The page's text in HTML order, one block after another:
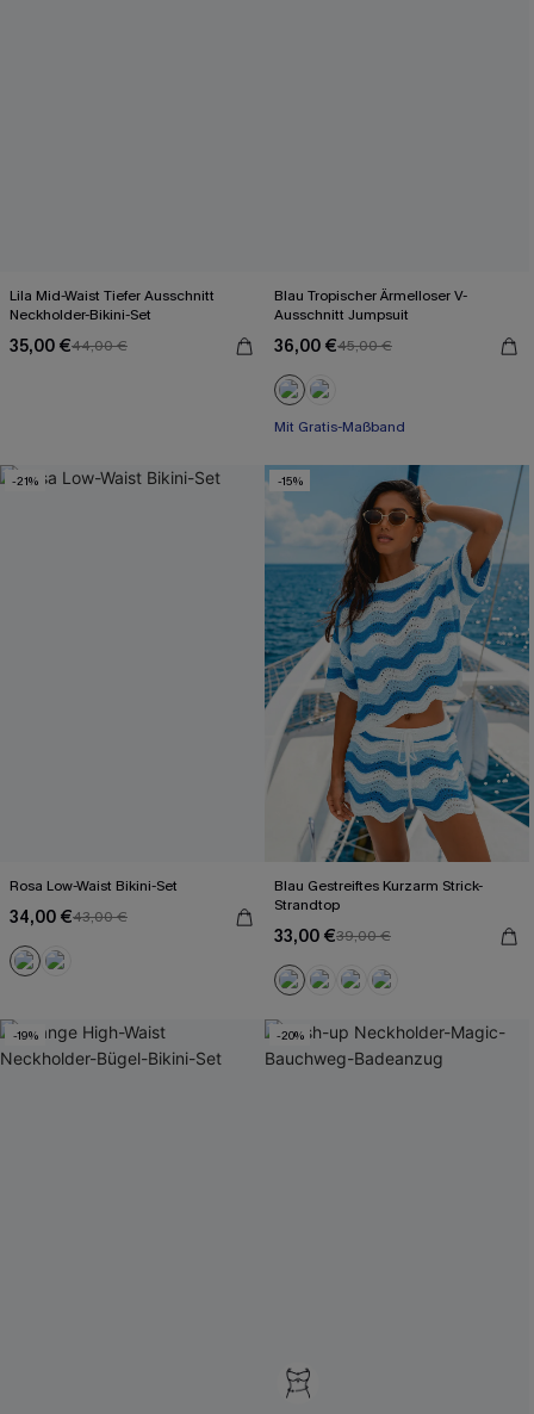
Lila Mid-Waist Tiefer Ausschnitt
Neckholder-Bikini-Set
35,00 €44,00 €
Blau Tropischer Ärmelloser V-
Ausschnitt Jumpsuit
36,00 €45,00 €
Mit Gratis-Maßband
Weites Bein
-21%
Rosa Low-Waist Bikini-Set
34,00 €43,00 €
-15%
Blau Gestreiftes Kurzarm Strick-
Strandtop
33,00 €39,00 €
-19% -20%